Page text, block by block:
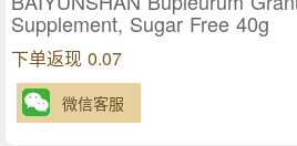
Supplement, Sugar Free 40g
下单返现 0.07
微信客服